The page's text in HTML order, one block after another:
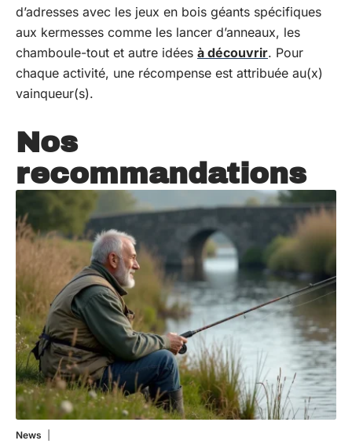
d’adresses avec les jeux en bois géants spécifiques
aux kermesses comme les lancer d’anneaux, les
chamboule-tout et autre idées à découvrir. Pour
chaque activité, une récompense est attribuée au(x)
vainqueur(s).
Nos
recommandations
News